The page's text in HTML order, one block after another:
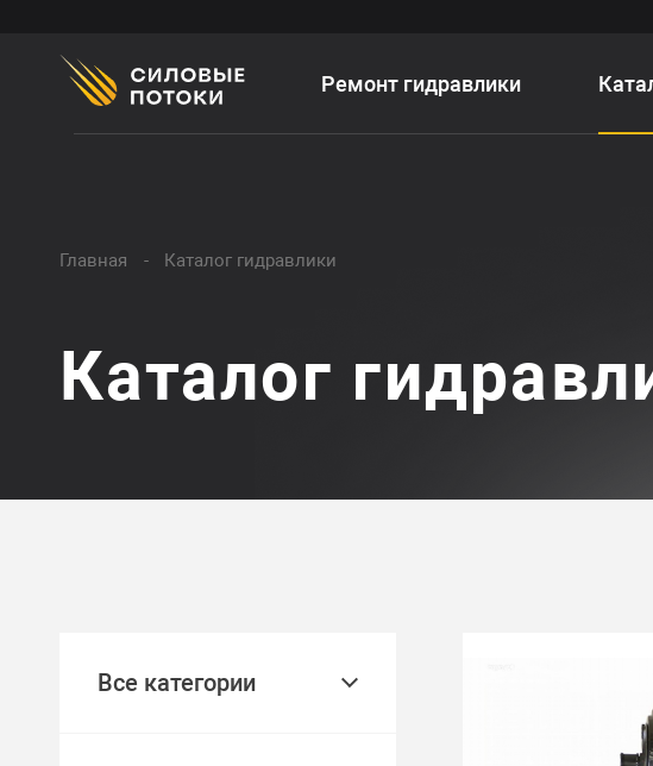
Ремонт гидравлики
Главная Каталог гидравлики
Каталог
Все категории